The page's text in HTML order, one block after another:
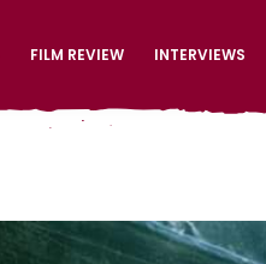
FILM REVIEW INTERVIEWS